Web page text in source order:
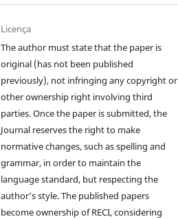
Licença
The author must state that the paper is
original (has not been published
previously), not infringing any copyright or
other ownership right involving third
parties. Once the paper is submitted, the
Journal reserves the right to make
normative changes, such as spelling and
grammar, in order to maintain the
language standard, but respecting the
author’s style. The published papers
become ownership of RECI, considering